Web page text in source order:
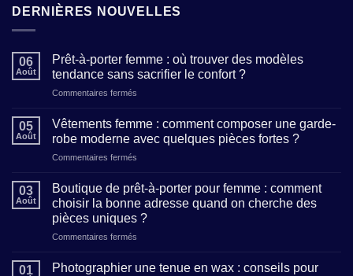
DERNIÈRES NOUVELLES
06
Août
Prêt-à-porter femme : où trouver des modèles
tendance sans sacrifier le confort ?
Commentaires fermés
femme
trouver
des
modèles
le
05
Août
Vêtements femme : comment composer une garde-
robe moderne avec quelques pièces fortes ?
Commentaires fermés
femme
comment
composer
robe
03
Août
Boutique de prêt-à-porter pour femme : comment
choisir la bonne adresse quand on cherche des
pièces uniques ?
Commentaires fermés
01
Photographier une tenue en wax : conseils pour